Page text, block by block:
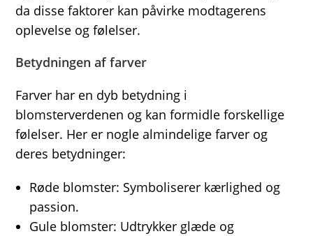
da disse faktorer kan påvirke modtagerens
oplevelse og følelser.
Betydningen af farver
Farver har en dyb betydning i
blomsterverdenen og kan formidle forskellige
følelser. Her er nogle almindelige farver og
deres betydninger:
Røde blomster: Symboliserer kærlighed og
passion.
Gule blomster: Udtrykker glæde og